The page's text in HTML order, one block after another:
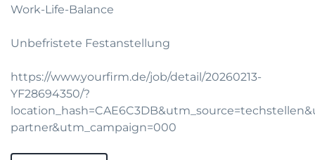
Work-Life-Balance
Unbefristete Festanstellung
https://www.yourfirm.de/job/detail/20260213-
YF28694350/?
partner&utm_campaign=000